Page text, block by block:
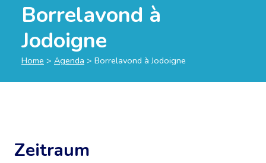
Borrelavond à
Jodoigne
Home > Agenda > Borrelavond à Jodoigne
Zeitraum